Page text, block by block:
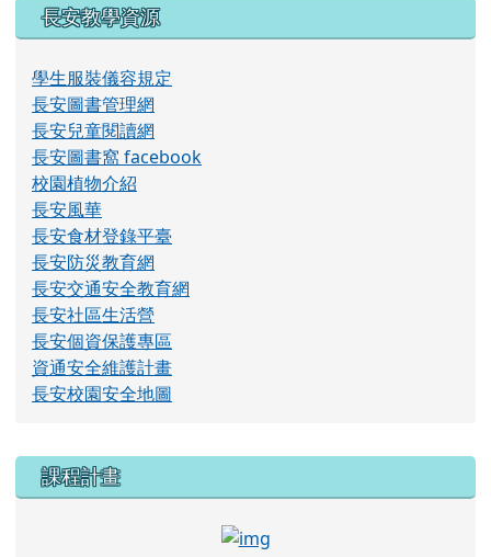
長安教學資源
學生服裝儀容規定
長安圖書管理網
長安兒童閱讀網
長安圖書窩 facebook
校園植物介紹
長安風華
長安食材登錄平臺
長安防災教育網
長安交通安全教育網
長安社區生活營
長安個資保護專區
資通安全維護計畫
長安校園安全地圖
右邊區域內容
課程計畫
link to http://